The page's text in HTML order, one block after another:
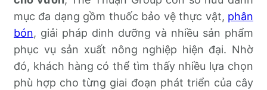
mục đa dạng gồm thuốc bảo vệ thực vật, phân
bón, giải pháp dinh dưỡng và nhiều sản phẩm
phục vụ sản xuất nông nghiệp hiện đại. Nhờ
đó, khách hàng có thể tìm thấy nhiều lựa chọn
phù hợp cho từng giai đoạn phát triển của cây